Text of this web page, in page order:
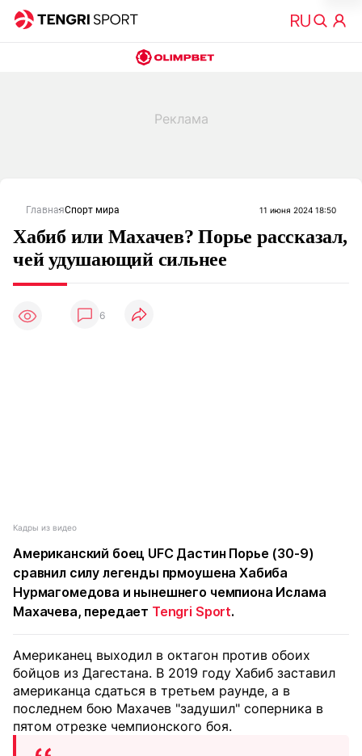
ГлавнаяСпорт мира 11 июня 2024 18:50
Хабиб или Махачев? Порье рассказал,
чей удушающий сильнее
6
Кадры из видео
Американский боец UFC Дастин Порье (30-9)
сравнил силу легенды прмоушена Хабиба
Нурмагомедова и нынешнего чемпиона Ислама
Махачева, передает Tengri Sport.
Американец выходил в октагон против обоих
бойцов из Дагестана. В 2019 году Хабиб заставил
американца сдаться в третьем раунде, а в
последнем бою Махачев "задушил" соперника в
пятом отрезке чемпионского боя.